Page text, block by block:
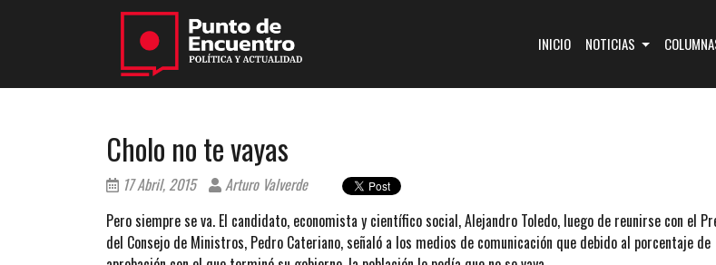
INICIO(CURRENT)
NOTICIAS
Cholo no te vayas
17 Abril, 2015
Arturo Valverde
Pero siempre se va. El candidato, economista y científico social, Alejandro Toledo, luego de reunirse con el
del Consejo de Ministros, Pedro Cateriano, señaló a los medios de comunicación que debido al porcentaje de